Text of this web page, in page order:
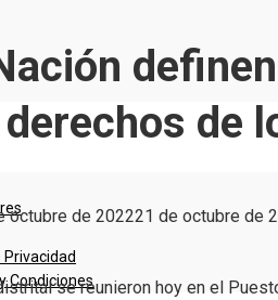
Privacidad
Condiciones
de
octubre de 202221 de octubre de
se reunieron hoy en el